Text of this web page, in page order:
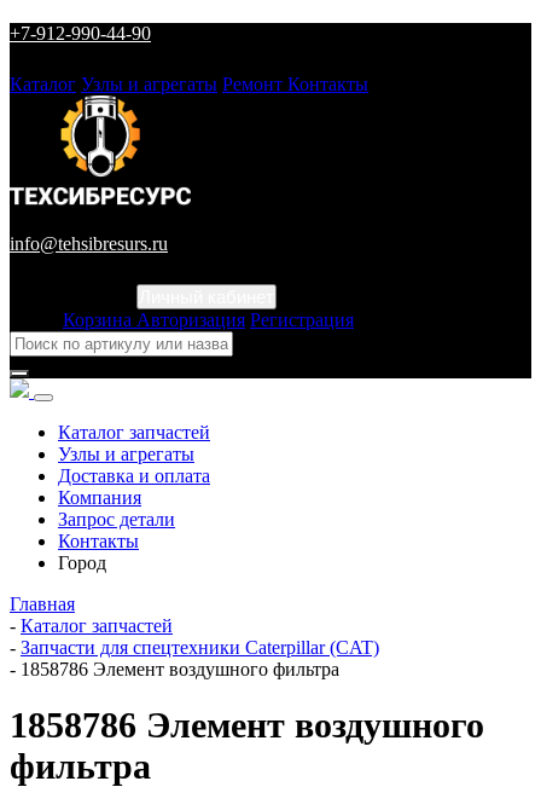
+7-912-990-44-90
Каталог Узлы и агрегаты Ремонт Контакты
info@tehsibresurs.ru
Корзина Авторизация Регистрация
Каталог запчастей
Узлы и агрегаты
Доставка и оплата
Компания
Запрос детали
Контакты
Город
Главная
- Каталог запчастей
- Запчасти для спецтехники Caterpillar (CAT)
- 1858786 Элемент воздушного фильтра
1858786 Элемент воздушного
фильтра